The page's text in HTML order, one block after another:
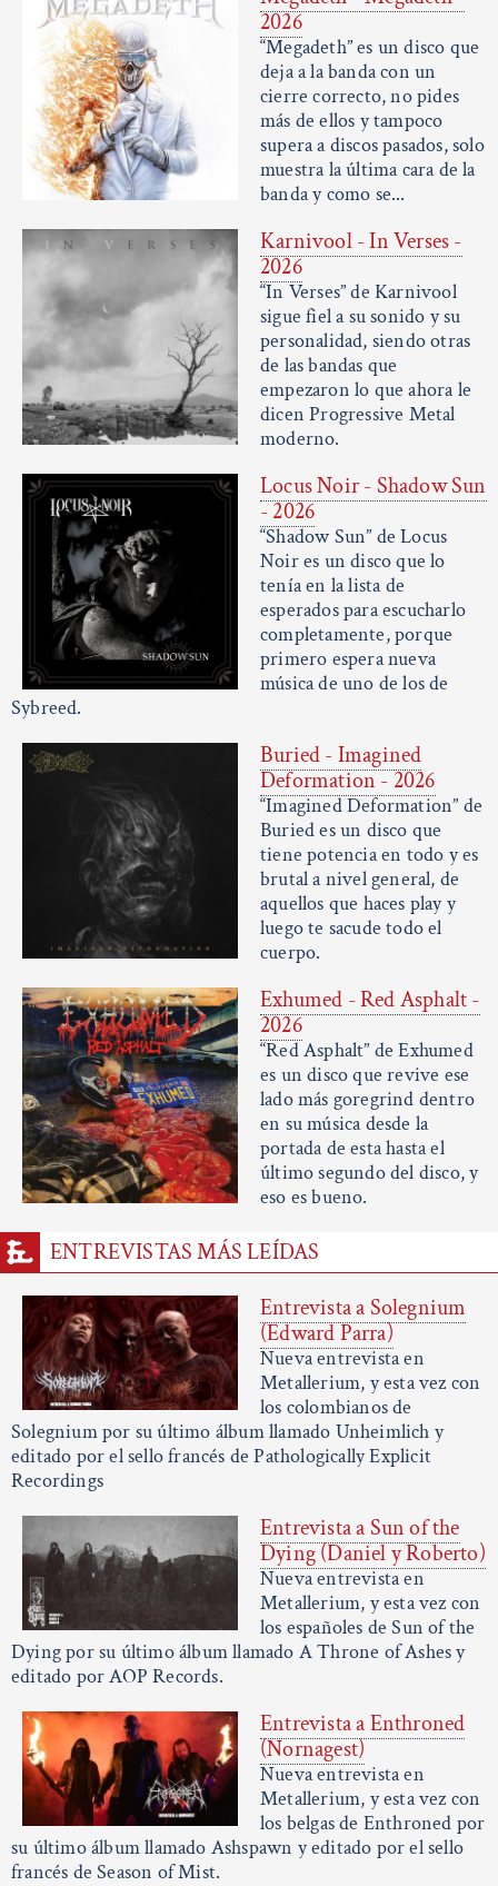
2026
“Megadeth” es un disco que
deja a la banda con un
cierre correcto, no pides
más de ellos y tampoco
supera a discos pasados, solo
muestra la última cara de la
banda y como se...
Karnivool - In Verses -
2026
“In Verses” de Karnivool
sigue fiel a su sonido y su
personalidad, siendo otras
de las bandas que
empezaron lo que ahora le
dicen Progressive Metal
moderno.
Locus Noir - Shadow Sun
- 2026
“Shadow Sun” de Locus
Noir es un disco que lo
tenía en la lista de
esperados para escucharlo
completamente, porque
primero espera nueva
música de uno de los de
Sybreed.
Buried - Imagined
Deformation - 2026
“Imagined Deformation” de
Buried es un disco que
tiene potencia en todo y es
brutal a nivel general, de
aquellos que haces play y
luego te sacude todo el
cuerpo.
Exhumed - Red Asphalt -
2026
“Red Asphalt” de Exhumed
es un disco que revive ese
lado más goregrind dentro
en su música desde la
portada de esta hasta el
último segundo del disco, y
eso es bueno.
ENTREVISTAS MÁS LEÍDAS
Entrevista a Solegnium
(Edward Parra)
Nueva entrevista en
Metallerium, y esta vez con
los colombianos de
Solegnium por su último álbum llamado Unheimlich y
editado por el sello francés de Pathologically Explicit
Recordings
Entrevista a Sun of the
Dying (Daniel y Roberto)
Nueva entrevista en
Metallerium, y esta vez con
los españoles de Sun of the
Dying por su último álbum llamado A Throne of Ashes y
editado por AOP Records.
Entrevista a Enthroned
(Nornagest)
Nueva entrevista en
Metallerium, y esta vez con
los belgas de Enthroned por
su último álbum llamado Ashspawn y editado por el sello
francés de Season of Mist.